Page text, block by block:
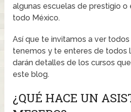
algunas escuelas de prestigio o
todo México.
Así que te invitamos a ver
tenemos y te enteres de todos
darán detalles de los cursos
este blog.
¿QUÉ HACE UN